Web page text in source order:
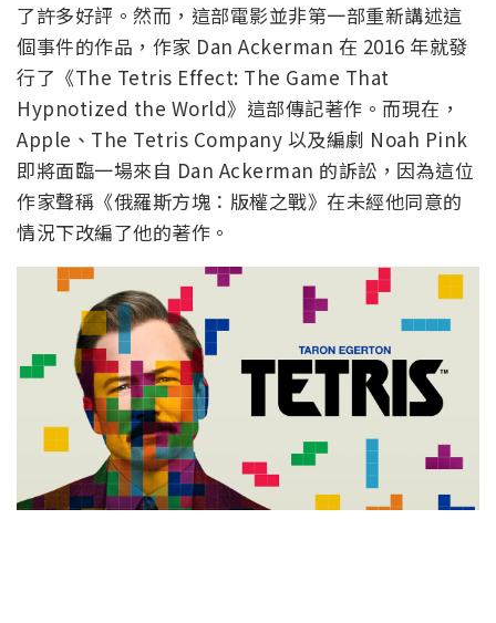
了許多好評。然而，這部電影並非第一部重新講述這
個事件的作品，作家 Dan Ackerman 在 2016 年就發
行了《The Tetris Effect: The Game That
Hypnotized the World》這部傳記著作。而現在，
Apple、The Tetris Company 以及編劇 Noah Pink
即將面臨一場來自 Dan Ackerman 的訴訟，因為這位
作家聲稱《俄羅斯方塊：版權之戰》在未經他同意的
情況下改編了他的著作。